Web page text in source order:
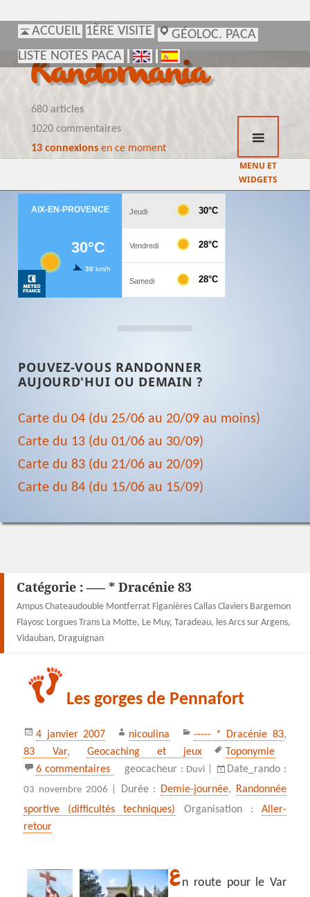
ACCUEIL 1ÈRE VISITE
GÉOLOC. PACA
LISTE NOTES PACA
Randomania
680 articles
1020 commentaires
13 connexionsen ce moment
MENU ET
WIDGETS
POUVEZ-VOUS RANDONNER
AUJOURD'HUI OU DEMAIN ?
Carte du 04 (du 25/06 au 20/09 au moins)
Carte du 13 (du 01/06 au 30/09)
Carte du 83 (du 21/06 au 20/09)
Carte du 84 (du 15/06 au 15/09)
ACCUEIL 1ÈRE VISITE
GÉOLOC. PACA
LISTE NOTES PACA
Catégorie : —– * Dracénie 83
Ampus Chateaudouble Montferrat Figanières Callas Claviers Bargemon
Flayosc Lorgues Trans La Motte, Le Muy, Taradeau, les Arcs sur Argens,
Vidauban, Draguignan
Les gorges de Pennafort
Publié
le
4 janvier 2007 Auteur
nicoulina Catégories
----- * Dracénie 83,
83 Var, Geocaching et jeux
Mots-
clés
Toponymie
6 commentaires
sur Les gorges de Pennafort
geocacheur : Duvi | Date_rando :
03 novembre 2006 | Durée : Demie-journée, Randonnée
sportive (difficultés techniques) Organisation : Aller-
retour
En route pour le Var